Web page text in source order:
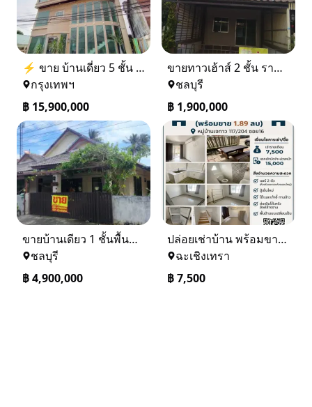
⚡ ขาย บ้านเดี่ยว 5 ชั้น ซอย ประชาชื่น 14 ใกล้ BTS
กรุงเทพฯ
฿ 15,900,000
ขายทาวเฮ้าส์ 2 ชั้น ราคา 1.9 ล้านบาท ที่อยู่ ศรีราชา ชลบุรี
ชลบุรี
฿ 1,900,000
ขายบ้านเดียว 1 ชั้นพื้นที่ 102 ตรว บางละมุง ชลบุรี
ชลบุรี
฿4,900,000
ปล่อยเช่าบ้าน พร้อมขาย หมู่บ้านเจทาว ตำบลแสนภูดาษ
ฉะเชิงเทรา
฿7,500